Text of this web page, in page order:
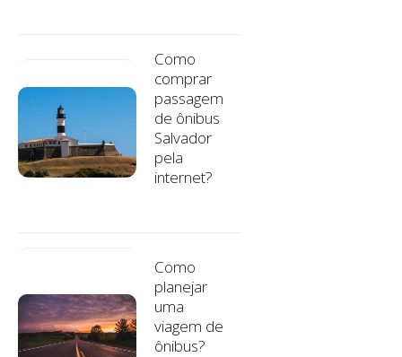
Como
comprar
passagem
de ônibus
Salvador
pela
internet?
Como
planejar
uma
viagem de
ônibus?